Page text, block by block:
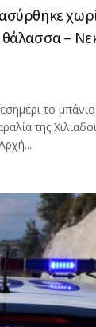
θάλασσα –
το μπάνιο
της